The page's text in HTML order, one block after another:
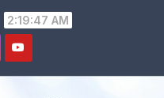
2:19:48 AM